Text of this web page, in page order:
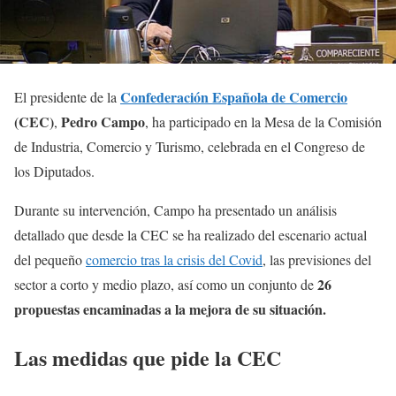
El presidente de la Confederación Española de Comercio
(CEC), Pedro Campo, ha participado en la Mesa de la Comisión
de Industria, Comercio y Turismo, celebrada en el Congreso de
los Diputados.
Durante su intervención, Campo ha presentado un análisis
detallado que desde la CEC se ha realizado del escenario actual
del pequeñocomercio tras la crisis del Covid, las previsiones del
sector a corto y medio plazo, así como un conjunto de26
propuestas encaminadas a la mejora de su situación.
Las medidas que pide la CEC